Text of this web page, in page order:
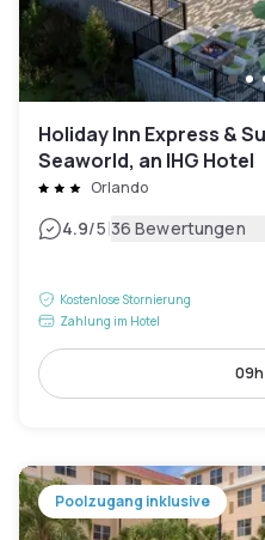
Holiday Inn Express &
Seaworld, an IHG Hotel
Orlando
4.9/5|36 Bewertungen
Kostenlose Stornierung
Zahlung im Hotel
09h
Poolzugang inklusive